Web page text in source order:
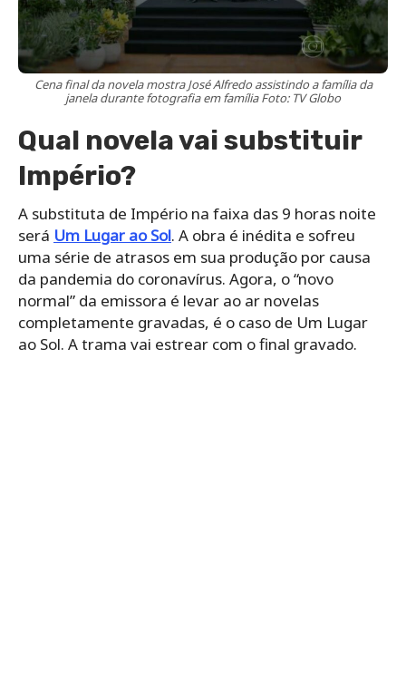
Cena final da novela mostra José Alfredo assistindo a família da
janela durante fotografia em família Foto: TV Globo
Qual novela vai substituir
Império?
A substituta de Império na faixa das 9 horas noite
será Um Lugar ao Sol. A obra é inédita e sofreu
uma série de atrasos em sua produção por causa
da pandemia do coronavírus. Agora, o “novo
normal” da emissora é levar ao ar novelas
completamente gravadas, é o caso de Um Lugar
ao Sol. A trama vai estrear com o final gravado.